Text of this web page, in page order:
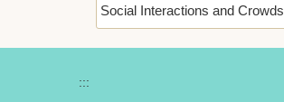
Social Interactions and Crowds
:::